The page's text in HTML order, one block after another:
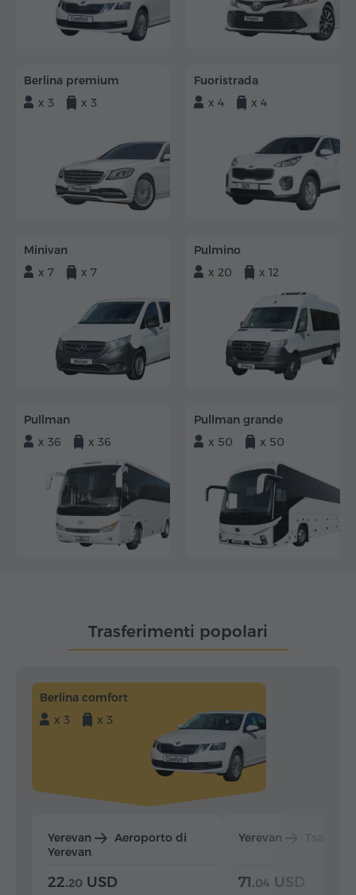
Berlina premium
x 3
x 3
Fuoristrada
x 4
x 4
Minivan
x 7
x 7
Pulmino
x 20
x 12
Pullman
x 36
x 36
Pullman grande
x 50
x 50
Trasferimenti popolari
Berlina comfort
x 3
x 3
Yerevan
Aeroporto di
Yerevan
22.20 USD
Yerevan
71.04 USD